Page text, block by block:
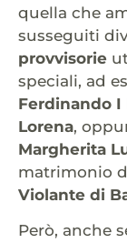
quella che
susseguiti
provvisorie
speciali, ad
Ferdinando I
Lorena,
Margherita
matrimonio
Violante di
Però, anche